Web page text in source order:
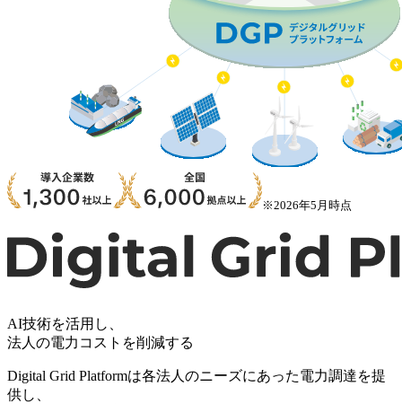
※2026年5月時点
AI技術を活用し、
法人の電力コストを削減する
Digital Grid Platformは各法人のニーズにあった電力調達を提
供し、